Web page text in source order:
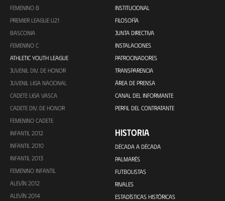
FEMENINO B
PREMIER LEAGUE U21
BASCONIA
FEMENINO C
ATHLETIC YOUTH LEAGUE
JUVENIL DIV. DE HONOR
JUVENIL LIGA NACIONAL
CADETE LIGA VASCA
CADETE DIV. DE HONOR
FEMENINO CADETE
INFANTIL 2012
INFANTIL 2010
INFANTIL 2013
FEMENINO INFANTIL
ALEVÍN 2012
ALEVÍN 2014
INSTITUCIONAL
FILOSOFÍA
JUNTA DIRECTIVA
INSTALACIONES
PATROCINADORES
TRANSPARENCIA
ÁREA DE PRENSA
CANAL DEL INFORMANTE
PERFIL DEL CONTRATANTE
HISTORIA
DÉCADA A DÉCADA
PALMARÉS
FUTBOLISTAS
RIVALES
ESTADÍSTICAS HISTÓRICAS